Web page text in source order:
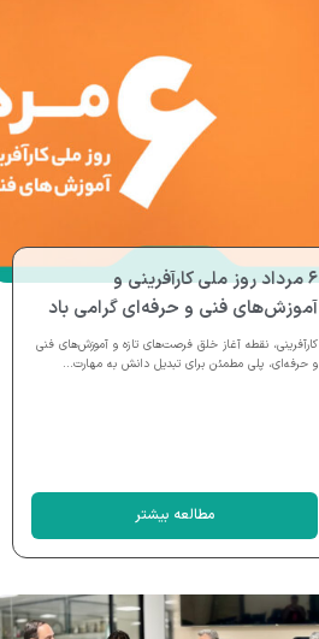
۶ مرداد روز ملی کارآفرینی و
آموزش‌های فنی و حرفه‌ای گرامی باد
کارآفرینی، نقطه آغاز خلق فرصت‌های تازه و آموزش‌های فنی
و حرفه‌ای، پلی مطمئن برای تبدیل دانش به مهارت...
مطالعه بیشتر